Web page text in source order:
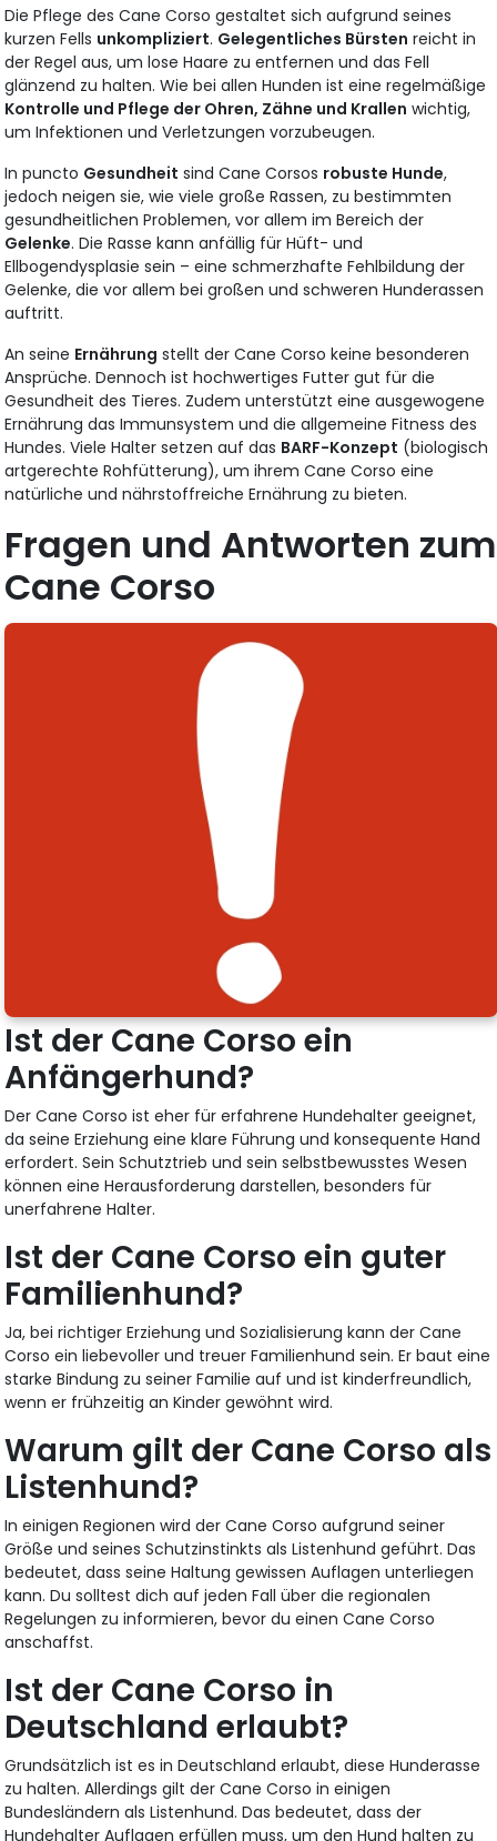
Die Pflege des Cane Corso gestaltet sich aufgrund seines
kurzen Fells unkompliziert. Gelegentliches Bürsten reicht in
der Regel aus, um lose Haare zu entfernen und das Fell
glänzend zu halten. Wie bei allen Hunden ist eine regelmäßige
Kontrolle und Pflege der Ohren, Zähne und Krallen wichtig,
um Infektionen und Verletzungen vorzubeugen.
In puncto Gesundheit sind Cane Corsos robuste Hunde,
jedoch neigen sie, wie viele große Rassen, zu bestimmten
gesundheitlichen Problemen, vor allem im Bereich der
Gelenke. Die Rasse kann anfällig für Hüft- und
Ellbogendysplasie sein – eine schmerzhafte Fehlbildung der
Gelenke, die vor allem bei großen und schweren Hunderassen
auftritt.
An seine Ernährung stellt der Cane Corso keine besonderen
Ansprüche. Dennoch ist hochwertiges Futter gut für die
Gesundheit des Tieres. Zudem unterstützt eine ausgewogene
Ernährung das Immunsystem und die allgemeine Fitness des
Hundes. Viele Halter setzen auf das BARF-Konzept (biologisch
artgerechte Rohfütterung), um ihrem Cane Corso eine
natürliche und nährstoffreiche Ernährung zu bieten.
Fragen und Antworten zum
Cane Corso
Ist der Cane Corso ein
Anfängerhund?
Der Cane Corso ist eher für erfahrene Hundehalter geeignet,
da seine Erziehung eine klare Führung und konsequente Hand
erfordert. Sein Schutztrieb und sein selbstbewusstes Wesen
können eine Herausforderung darstellen, besonders für
unerfahrene Halter.
Ist der Cane Corso ein guter
Familienhund?
Ja, bei richtiger Erziehung und Sozialisierung kann der Cane
Corso ein liebevoller und treuer Familienhund sein. Er baut eine
starke Bindung zu seiner Familie auf und ist kinderfreundlich,
wenn er frühzeitig an Kinder gewöhnt wird.
Warum gilt der Cane Corso als
Listenhund?
In einigen Regionen wird der Cane Corso aufgrund seiner
Größe und seines Schutzinstinkts als Listenhund geführt. Das
bedeutet, dass seine Haltung gewissen Auflagen unterliegen
kann. Du solltest dich auf jeden Fall über die regionalen
Regelungen zu informieren, bevor du einen Cane Corso
anschaffst.
Ist der Cane Corso in
Deutschland erlaubt?
Grundsätzlich ist es in Deutschland erlaubt, diese Hunderasse
zu halten. Allerdings gilt der Cane Corso in einigen
Bundesländern als Listenhund. Das bedeutet, dass der
Hundehalter Auflagen erfüllen muss, um den Hund halten zu